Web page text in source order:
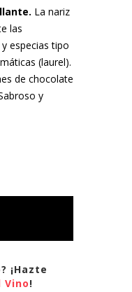
La nariz
las
especias tipo
(laurel).
de chocolate
y
¡Hazte
Vino!